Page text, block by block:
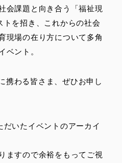
会課題と向き合う「福祉現
を招き、これからの社会
現場の在り方について多角
ベント。
携わる皆さま、ぜひお申し
いたイベントのアーカイ
ますので余裕をもってご視